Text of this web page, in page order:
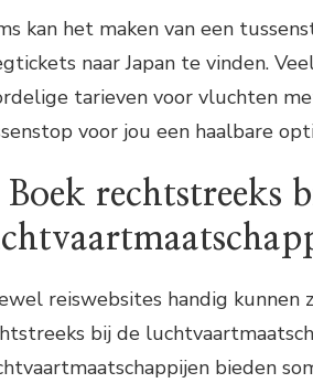
kan het maken van een
naar Japan te vinden.
tarieven voor vluchten
voor jou een haalbare
Boek rechtstreeks
reiswebsites handig kunnen
bij de
bieden